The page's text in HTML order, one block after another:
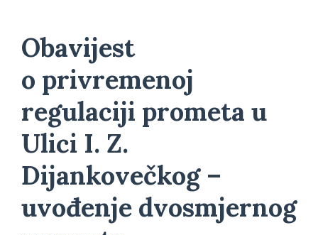
Obavijest
o privremenoj
regulaciji prometa u
Ulici I. Z.
Dijankovečkog –
uvođenje dvosmjernog